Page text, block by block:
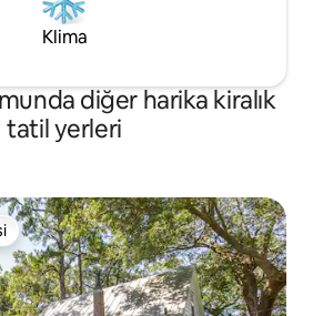
Klima
diğer harika kiralık
tatil yerleri
en beğenilenler arasında